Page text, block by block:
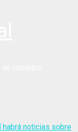
habrá noticias sobre